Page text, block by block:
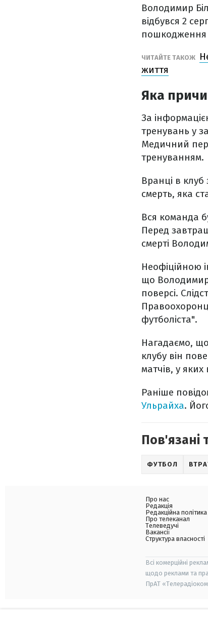
Володимир
відбувся 2
пошкодження
ЧИТАЙТЕ ТАКОЖ
життя
Яка
За
тренувань у
Медичний
тренуванням.
Вранці в
смерть, яка
Вся команда
Перед
смерті
Неофіційною
що
поверсі.
футболіста".
Нагадаємо,
клубу він
матчів, у
Раніше
Ульрайха.
Пов'язані
ФУТБОЛ
Про нас
Редакція
Редакційна політика
Про телеканал
Телеведучі
Вакансії
Структура власності
Всі комерційні
щодо реклами та
ПрАТ